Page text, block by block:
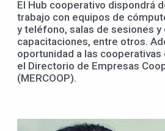
El Hub cooperativo dispondrá
trabajo con equipos de
y teléfono, salas de sesiones y
capacitaciones, entre otros.
oportunidad a las cooperativas
el Directorio de Empresas
(MERCOOP).